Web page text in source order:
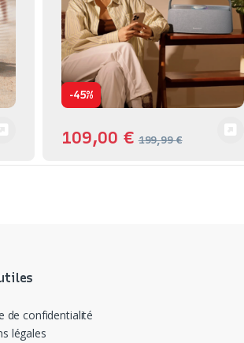
-45%
109,00 € 199,99€
de confidentialité
légales